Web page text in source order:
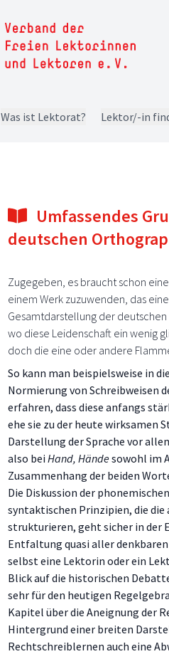
Was ist Lektorat? Lektor/-in
Umfassendes
deutschen
Zugegeben, es braucht schon
einem Werk zuzuwenden, das
Gesamtdarstellung der
wo diese Leidenschaft ein wenig
doch die eine oder andere
So kann man beispielsweise in
Normierung von Schreibweisen
erfahren, dass diese anfangs
ehe sie zu der heute wirksamen
Darstellung der Sprache vor
also bei Hand, Händesowohl im
Zusammenhang der beiden
Die Diskussion der
syntaktischen Prinzipien, die
strukturieren, geht sicher in der
Entfaltung quasi aller
selbst eine Lektorin oder ein
Blick auf die historischen
sehr für den heutigen
Kapitel über die Aneignung der
Hintergrund einer breiten
Rechtschreiblernen auch eine